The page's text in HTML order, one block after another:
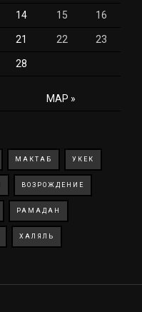
МАР »
14 15 16
21 22 23
28
МАКТАБ УКЕК
ВОЗРОЖДЕНИЕ
РАМАДАН
ХАЛЯЛЬ